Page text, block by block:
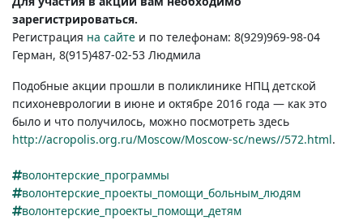
зарегистрироваться.
Регистрация на сайте и по телефонам: 8(929)969-98-04
Герман, 8(915)487-02-53 Людмила
Подобные акции прошли в поликлинике НПЦ детской
психоневрологии в июне и октябре 2016 года — как это
было и что получилось, можно посмотреть здесь
http://acropolis.org.ru/Moscow/Moscow-sc/news//572.html.
волонтерские_программы
волонтерские_проекты_помощи_больным_людям
волонтерские_проекты_помощи_детям